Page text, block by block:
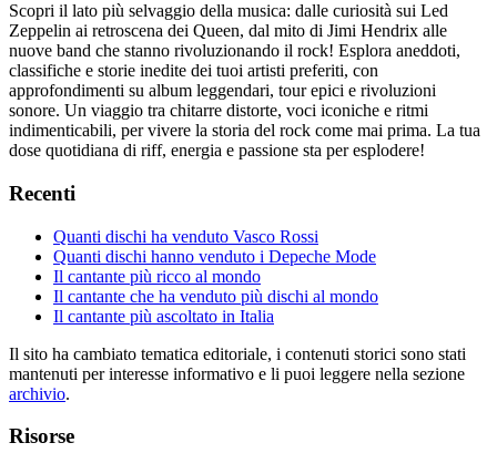
Scopri il lato più selvaggio della musica: dalle curiosità sui Led
Zeppelin ai retroscena dei Queen, dal mito di Jimi Hendrix alle
nuove band che stanno rivoluzionando il rock! Esplora aneddoti,
classifiche e storie inedite dei tuoi artisti preferiti, con
approfondimenti su album leggendari, tour epici e rivoluzioni
sonore. Un viaggio tra chitarre distorte, voci iconiche e ritmi
indimenticabili, per vivere la storia del rock come mai prima. La tua
dose quotidiana di riff, energia e passione sta per esplodere!
Recenti
Quanti dischi ha venduto Vasco Rossi
Quanti dischi hanno venduto i Depeche Mode
Il cantante più ricco al mondo
Il cantante che ha venduto più dischi al mondo
Il cantante più ascoltato in Italia
Il sito ha cambiato tematica editoriale, i contenuti storici sono stati
mantenuti per interesse informativo e li puoi leggere nella sezione
archivio.
Risorse